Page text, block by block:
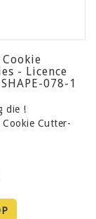
- Licence
078-1
die !
Cutter-